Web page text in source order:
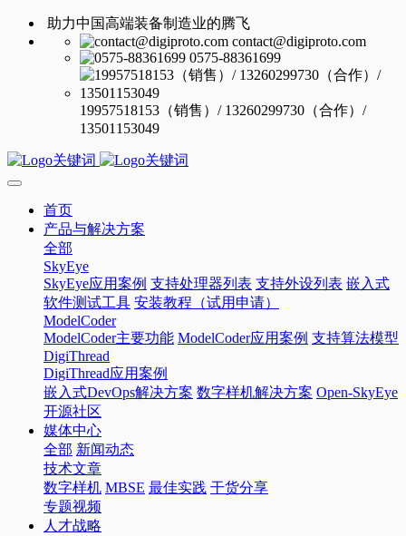
助力中国高端装备制造业的腾飞
contact@digiproto.com
0575-88361699
19957518153（销售）/ 13260299730（合作）/
13501153049
首页
产品与解决方案
全部
SkyEye
SkyEye应用案例 支持处理器列表 支持外设列表 嵌入式
软件测试工具 安装教程（试用申请）
ModelCoder
ModelCoder主要功能 ModelCoder应用案例 支持算法模型
DigiThread
DigiThread应用案例
嵌入式DevOps解决方案 数字样机解决方案 Open-SkyEye
开源社区
媒体中心
全部 新闻动态
技术文章
数字样机 MBSE 最佳实践 干货分享
专题视频
人才战略